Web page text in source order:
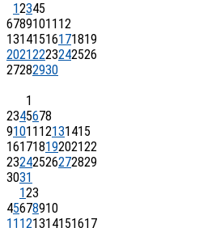
12345
67891011 12
13141516171819
20212223242526
27282930
1
2345678
91011 12131415
16171819202122
23242526272829
3031
123
45678910
11 121314151617